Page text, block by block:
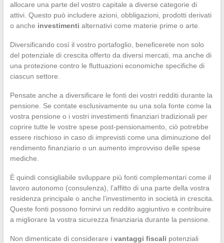
allocare una parte del vostro capitale a diverse categorie di
attivi. Questo può includere azioni, obbligazioni, prodotti derivati
o anche investimenti alternativi come materie prime o arte.
Diversificando così il vostro portafoglio, beneficerete non solo
del potenziale di crescita offerto da diversi mercati, ma anche di
una protezione contro le fluttuazioni economiche specifiche di
ciascun settore.
Pensate anche a diversificare le fonti dei vostri redditi durante la
pensione. Se contate esclusivamente su una sola fonte come la
vostra pensione o i vostri investimenti finanziari tradizionali per
coprire tutte le vostre spese post-pensionamento, ciò potrebbe
essere rischioso in caso di imprevisti come una diminuzione del
rendimento finanziario o un aumento improvviso delle spese
mediche.
È quindi consigliabile sviluppare più fonti complementari come il
lavoro autonomo (consulenza), l’affitto di una parte della vostra
residenza principale o anche l’investimento in società in crescita.
Queste fonti possono fornirvi un reddito aggiuntivo e contribuire
a migliorare la vostra sicurezza finanziaria durante la pensione.
Non dimenticate di considerare i vantaggi fiscali potenziali